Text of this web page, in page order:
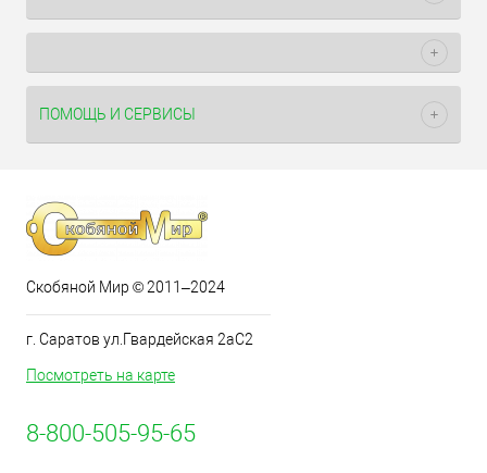
ПОМОЩЬ И СЕРВИСЫ
Скобяной Мир © 2011–2024
г. Саратов ул.Гвардейская 2аС2
Посмотреть на карте
8-800-505-95-65